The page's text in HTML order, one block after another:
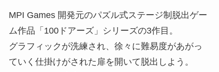
MPI Games 開発元のパズル式ステージ制脱出ゲー
ム作品「100ドアーズ」シリーズの3作目。
グラフィックが洗練され、徐々に難易度があがっ
ていく仕掛けがされた扉を開いて脱出しよう。